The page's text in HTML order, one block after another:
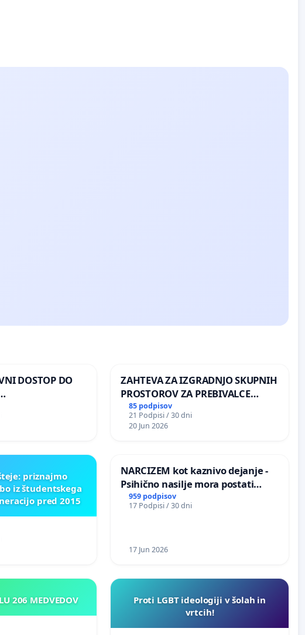
DOSTOP DO
KOMISIJ O
Z OROŽJEM
ZAHTEVA ZA IZGRADNJO SKUPNIH
PROSTOROV ZA PREBIVALCE
KRAJEVNE SKUPNOSTI
PRESTRANEK
85 podpisov
21 Podpisi / 30 dni
20 Jun 2026
priznajmo
iz študentskega
pred 2015
NARCIZEM kot kaznivo dejanje -
Psihično nasilje mora postati
enako prepoznano kot fizično
nasilje
959 podpisov
17 Podpisi / 30 dni
17 Jun 2026
206 MEDVEDOV
Proti LGBT ideologiji v šolah in
vrtcih!